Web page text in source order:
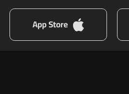
App Store